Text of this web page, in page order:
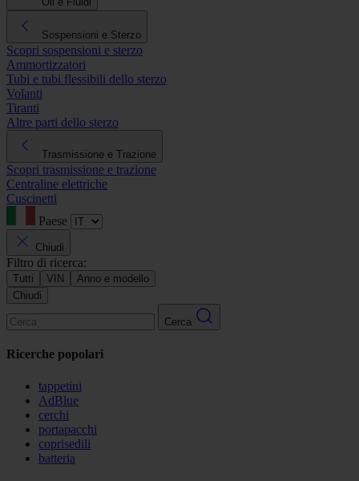
Sospensioni e Sterzo
Scopri sospensioni e sterzo
Ammortizzatori
Tubi e tubi flessibili dello sterzo
Volanti
Tiranti
Altre parti dello sterzo
Trasmissione e Trazione
Scopri trasmissione e trazione
Centraline elettriche
Cuscinetti
Paese
Chiudi
Filtro di ricerca:
Tutti VIN
Anno e modello
Chiudi
Cerca
Ricerche popolari
tappetini
AdBlue
cerchi
portapacchi
coprisedili
batteria